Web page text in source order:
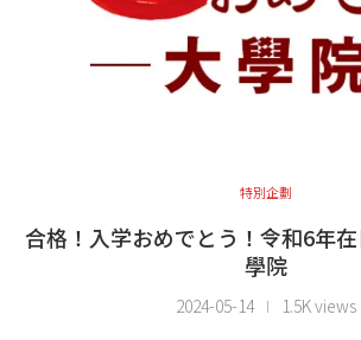
特別企劃
合格！入学おめでとう！令和6年
學院
2024-05-14 1.5K views